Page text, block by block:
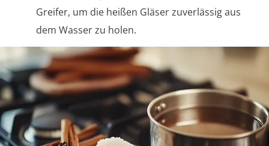
Greifer, um die heißen Gläser zuverlässig aus
dem Wasser zu holen.